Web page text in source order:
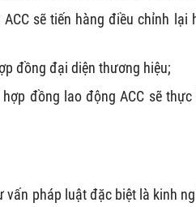
sẽ tiến hàng điều chỉnh lại
đồng đại diện thương hiệu;
đồng lao động ACC sẽ
pháp luật đặc biệt là kinh